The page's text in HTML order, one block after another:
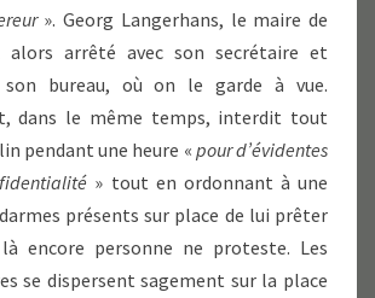
». Georg Langerhans, le maire de
alors arrêté avec son secrétaire et
son bureau, où on le garde à vue.
dans le même temps, interdit tout
pendant une heure « pour d’évidentes
» tout en ordonnant à une
présents sur place de lui prêter
encore personne ne proteste. Les
se dispersent sagement sur la place